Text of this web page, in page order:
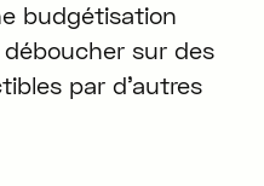
budgétisation
sur des
par d'autres